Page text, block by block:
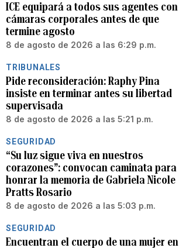
ICE equipará a todos sus agentes con
cámaras corporales antes de que
termine agosto
8 de agosto de 2026 a las 6:29 p.m.
TRIBUNALES
Pide reconsideración: Raphy Pina
insiste en terminar antes su libertad
supervisada
8 de agosto de 2026 a las 5:21 p.m.
SEGURIDAD
“Su luz sigue viva en nuestros
corazones”: convocan caminata para
honrar la memoria de Gabriela Nicole
Pratts Rosario
8 de agosto de 2026 a las 5:03 p.m.
SEGURIDAD
Encuentran el cuerpo de una mujer en